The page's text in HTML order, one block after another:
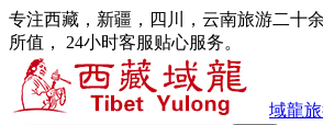
专注西藏，新疆，四川，云南旅游二十
所值， 24小时客服贴心服务。
域龍